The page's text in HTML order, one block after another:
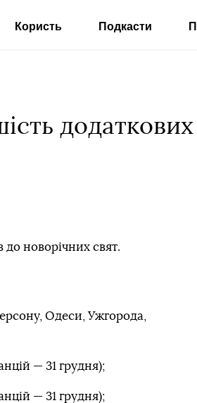
Користь Подкасти
додаткових
до новорічних свят.
Одеси, Ужгорода,
— 31 грудня);
— 31 грудня);